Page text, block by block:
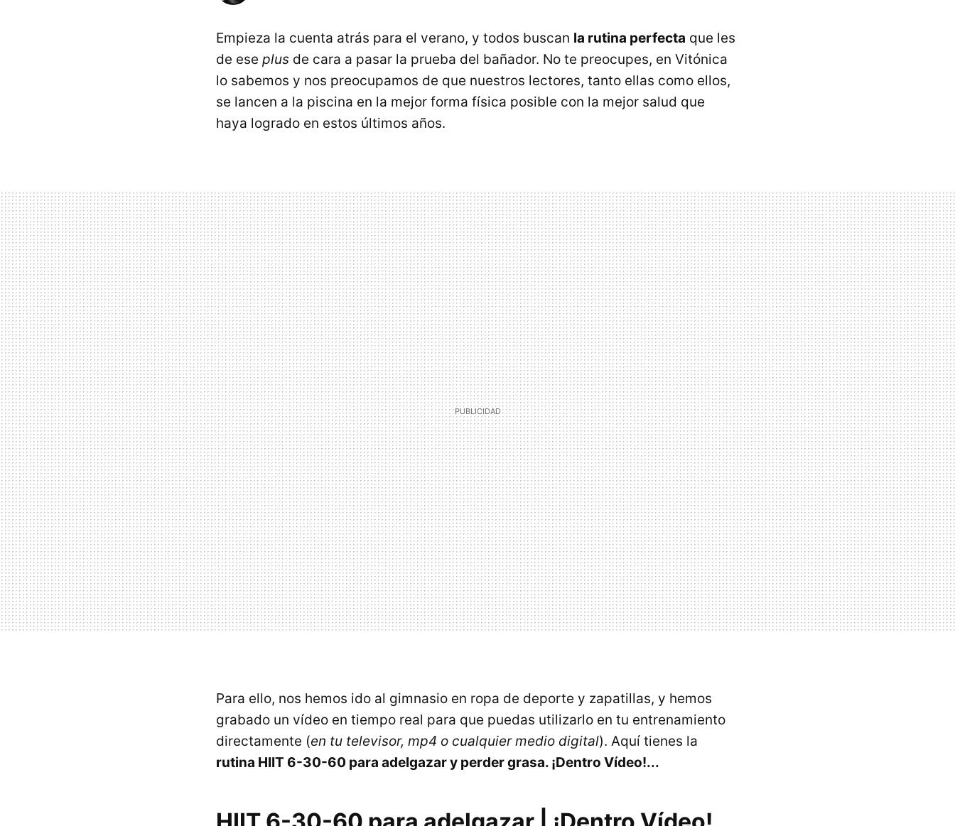
Empieza la cuenta atrás para el verano, y todos buscan la rutina perfecta que les
de ese plus de cara a pasar la prueba del bañador. No te preocupes, en Vitónica
lo sabemos y nos preocupamos de que nuestros lectores, tanto ellas como ellos,
se lancen a la piscina en la mejor forma física posible con la mejor salud que
haya logrado en estos últimos años.
Para ello, nos hemos ido al gimnasio en ropa de deporte y zapatillas, y hemos
grabado un vídeo en tiempo real para que puedas utilizarlo en tu entrenamiento
directamente (en tu televisor, mp4 o cualquier medio digital). Aquí tienes la
rutina HIIT 6-30-60 para adelgazar y perder grasa. ¡Dentro Vídeo!...